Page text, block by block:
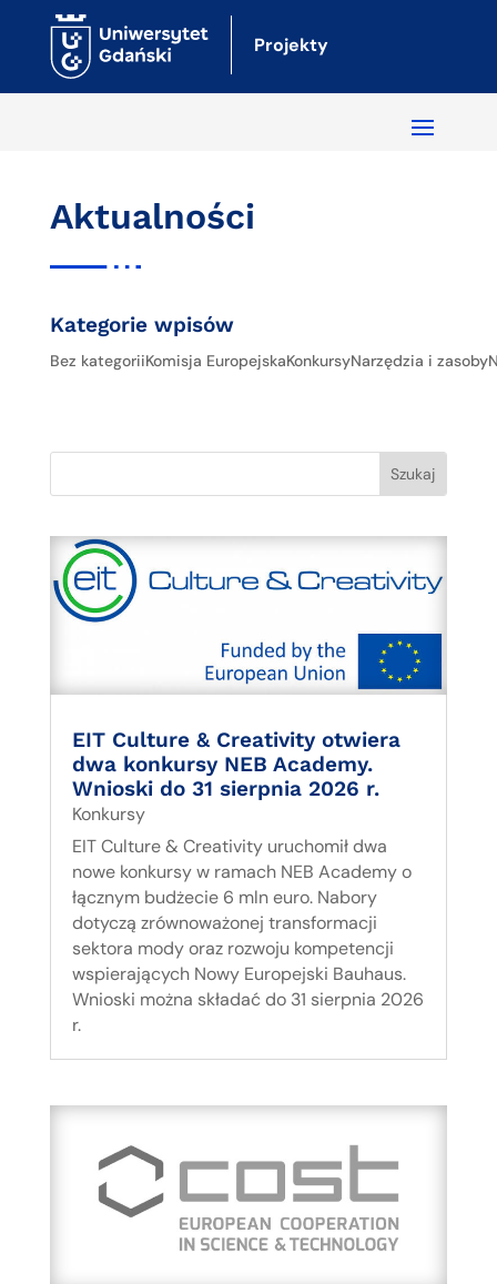
Projekty
Aktualności
Kategorie wpisów
Bez kategoriiKomisja EuropejskaKonkursyNarzędzia i zasoby
EIT Culture & Creativity otwiera
dwa konkursy NEB Academy.
Wnioski do 31 sierpnia 2026 r.
Konkursy
EIT Culture & Creativity uruchomił dwa
nowe konkursy w ramach NEB Academy o
łącznym budżecie 6 mln euro. Nabory
dotyczą zrównoważonej transformacji
sektora mody oraz rozwoju kompetencji
wspierających Nowy Europejski Bauhaus.
Wnioski można składać do 31 sierpnia 2026
r.